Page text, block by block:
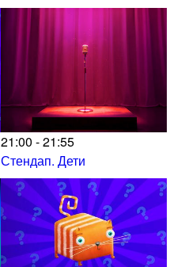
21:00 - 21:55
Стендап. Дети